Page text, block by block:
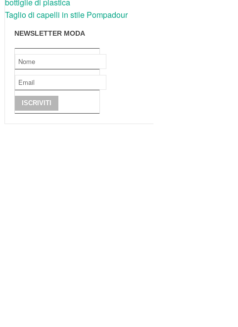
Taglio di capelli in stile Pompadour
NEWSLETTER MODA